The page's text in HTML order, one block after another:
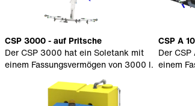
CSP 3000 - auf Pritsche
Der CSP 3000 hat ein Soletank mit
einem Fassungsvermögen von 3000 l.
CSP A
Der
einem